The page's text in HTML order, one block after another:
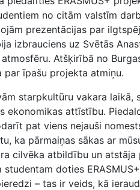
no citām valstīm
prezentācijas par
izbrauciens uz Svētās
Atšķirībā no
par īpašu projekta atmiņu.
starpkultūru vakara laikā,
ekonomikas attīstību.
pat viens nejauši
ka pārmaiņas sākas ar
cilvēka atbildību un atstāja
doties
– tas ir veids, kā